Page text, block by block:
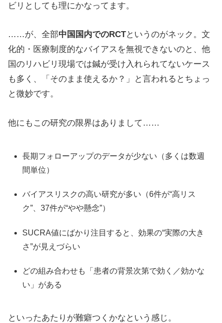
ビリとしても理にかなってます。
……が、全部中国国内でのRCTというのがネック。文
化的・医療制度的なバイアスを無視できないのと、他
国のリハビリ現場では鍼が受け入れられてないケース
も多く、「そのまま使えるか？」と言われるとちょっ
と微妙です。
他にもこの研究の限界はありまして……
長期フォローアップのデータが少ない（多くは数週
間単位）
バイアスリスクの高い研究が多い（6件が“高リス
ク”、37件が“やや懸念”）
SUCRA値にばかり注目すると、効果の“実際の大き
さ”が見えづらい
どの組み合わせも「患者の背景次第で効く／効かな
い」がある
といったあたりが難癖つくかなという感じ。